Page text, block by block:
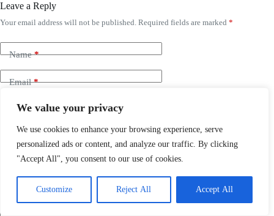
We value your privacy
We use cookies to enhance your browsing experience, serve
personalized ads or content, and analyze our traffic. By clicking
"Accept All", you consent to our use of cookies.
Customize Reject All Accept All
Leave a Reply
Your email address will not be published. Required fields are marked *
Name*
Email*
Website
Add Comment *